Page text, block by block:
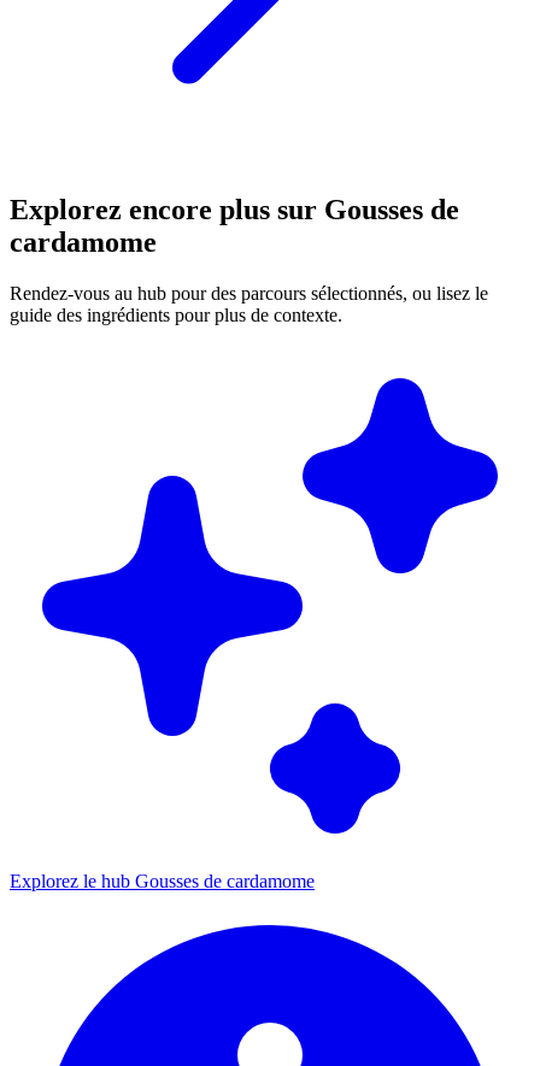
Explorez encore plus sur Gousses de
cardamome
Rendez-vous au hub pour des parcours sélectionnés, ou lisez le
guide des ingrédients pour plus de contexte.
Explorez le hub Gousses de cardamome